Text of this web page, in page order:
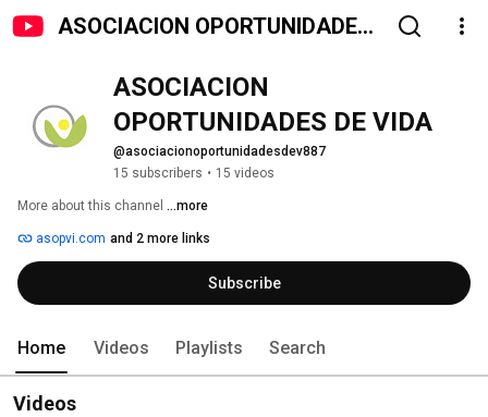
ASOCIACION OPORTUNIDADES
ASOCIACION
OPORTUNIDADES DE VIDA
@asociacionoportunidadesdev887
15 subscribers • 15 videos
More about this channel ...more
asopvi.com and 2 more links
Subscribe
Home Videos Playlists Search
Videos